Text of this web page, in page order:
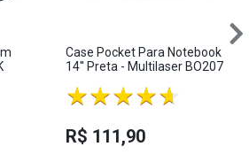
Case Pocket Para Notebook
14'' Preta - Multilaser BO207
R$ 111,90